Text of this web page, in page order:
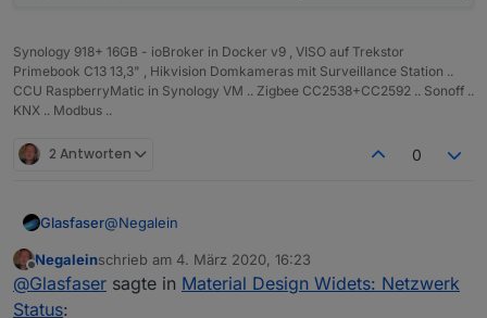
Synology 918+ 16GB - ioBroker in Docker v9 , VISO auf Trekstor
Primebook C13 13,3" , Hikvision Domkameras mit Surveillance Station ..
CCU RaspberryMatic in Synology VM .. Zigbee CC2538+CC2592 .. Sonoff ..
KNX .. Modbus ..
2 Antworten 0
Glasfaser@Negalein
Eingestellt ist der Dialog auf 800x600
Offline
Negaleinschrieb am 4. März 2020, 16:23
zuletzt editiert von
@Glasfaser sagte in Material Design Widets: Netzwerk
Status: